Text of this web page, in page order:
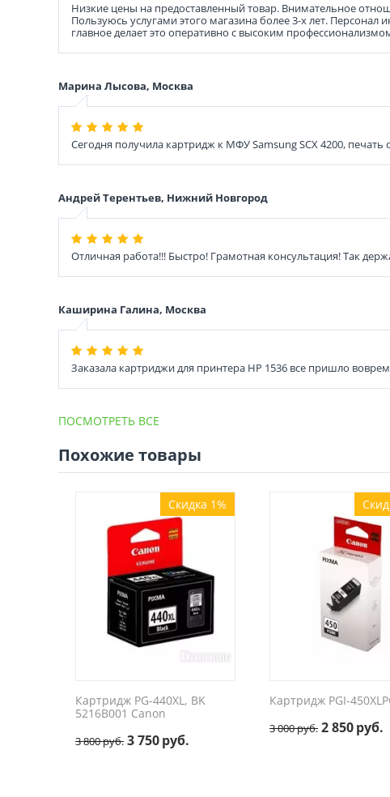
Низкие цены на предоставленный товар. Внимательное
Пользуюсь услугами этого магазина более 3-х лет.
главное делает это оперативно с высоким
Марина Лысова, Москва
Сегодня получила картридж к МФУ Samsung SCX 4200,
Андрей Терентьев, Нижний Новгород
Отличная работа!!! Быстро! Грамотная консультация! Так
Каширина Галина, Москва
Заказала картриджи для принтера HP 1536 все пришло
ПОСМОТРЕТЬ ВСЕ
Похожие товары
Скидка 1%
Картридж PG-440XL, BK
5216B001 Canon
3 800руб. 3 750руб.
Картридж PGI-
3 000руб. 2 850руб.